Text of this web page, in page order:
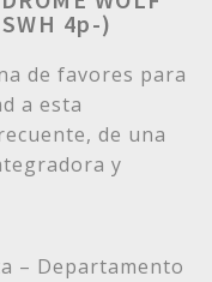
4p-)
de favores para
a esta
de una
y
– Departamento